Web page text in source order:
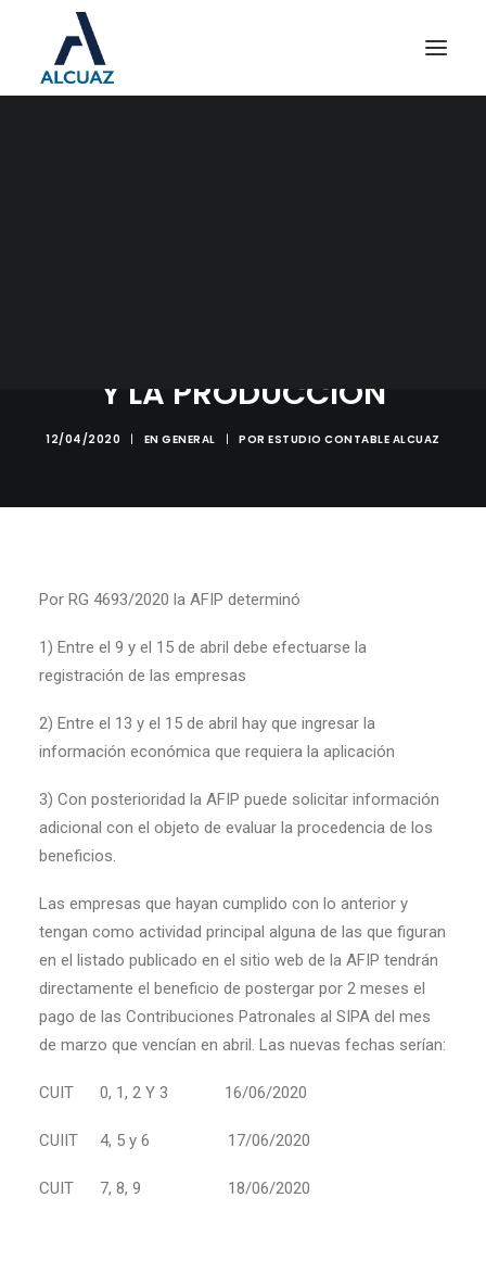
Y LA PRODUCCIÓN
12/04/2020 | ENGENERAL | PORESTUDIO CONTABLE ALCUAZ
Por RG 4693/2020 la AFIP determinó
1) Entre el 9 y el 15 de abril debe efectuarse la
registración de las empresas
2) Entre el 13 y el 15 de abril hay que ingresar la
información económica que requiera la aplicación
3) Con posterioridad la AFIP puede solicitar información
adicional con el objeto de evaluar la procedencia de los
beneficios.
Las empresas que hayan cumplido con lo anterior y
tengan como actividad principal alguna de las que figuran
en el listado publicado en el sitio web de la AFIP tendrán
directamente el beneficio de postergar por 2 meses el
pago de las Contribuciones Patronales al SIPA del mes
de marzo que vencían en abril. Las nuevas fechas serían:
CUIT 0, 1, 2 Y 3 16/06/2020
CUIIT 4, 5 y 6 17/06/2020
CUIT 7, 8, 9 18/06/2020